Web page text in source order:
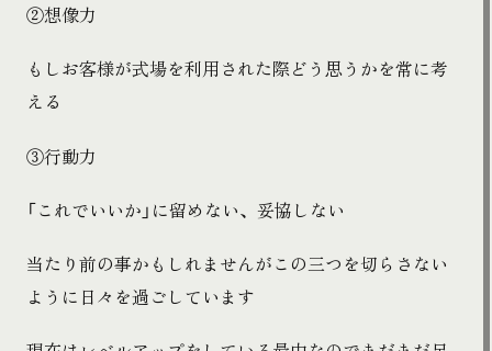
②想像力
もしお客様が式場を利用された際どう思うかを常に考
える
③行動力
「これでいいか」に留めない、妥協しない
当たり前の事かもしれませんがこの三つを切らさない
ように日々を過ごしています